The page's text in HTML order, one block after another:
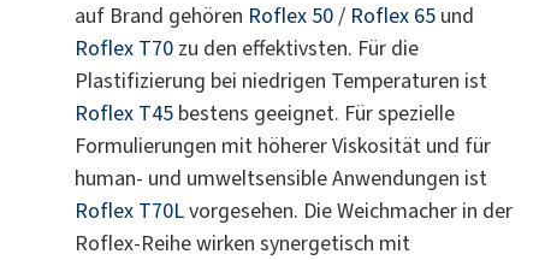
auf Brand gehören Roflex 50/ Roflex 65und
Roflex T70zu den effektivsten. Für die
Plastifizierung bei niedrigen Temperaturen ist
Roflex T45bestens geeignet. Für spezielle
Formulierungen mit höherer Viskosität und für
human- und umweltsensible Anwendungen ist
Roflex T70Lvorgesehen. Die Weichmacher in der
Roflex-Reihe wirken synergetisch mit